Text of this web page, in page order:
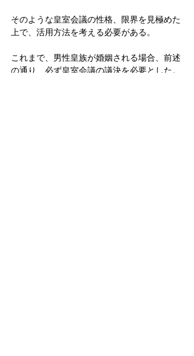
そのような皇室会議の性格、限界を見極めた
上で、活用方法を考える必要がある。
これまで、男性皇族が婚姻される場合、前述
の通り、必ず皇室会議の議決を必要とした。